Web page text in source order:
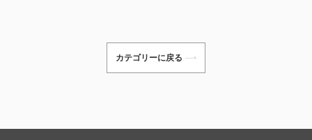
カテゴリーに戻る